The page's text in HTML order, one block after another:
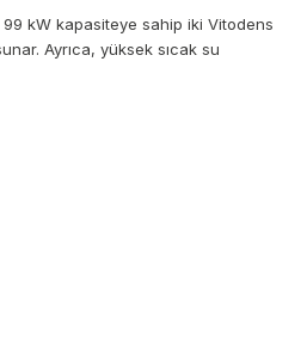
kW kapasiteye sahip iki Vitodens
Ayrıca, yüksek sıcak su